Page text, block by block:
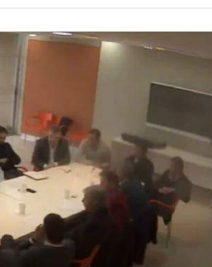
NACIONALES
Gestapo
espionaje ilegal y
Dos correos electrónicos aportan más
administración de María Eugenia Vidal
ambos mails, enviados por la secretaria
cargo de Juan Curutchet, iban dirigidos
by La Contracara 18 de enero de 2022